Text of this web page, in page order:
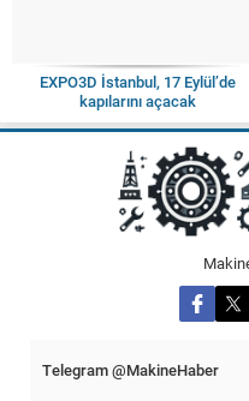
EXPO3D İstanbul, 17 Eylül’de
kapılarını açacak
Telegram @MakineHaber